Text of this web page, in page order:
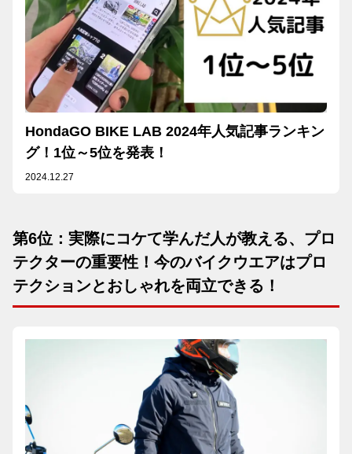
HondaGO BIKE LAB 2024年人気記事ランキン
グ！1位～5位を発表！
2024.12.27
第6位：実際にコケて学んだ人が教える、プロ
テクターの重要性！今のバイクウエアはプロ
テクションとおしゃれを両立できる！